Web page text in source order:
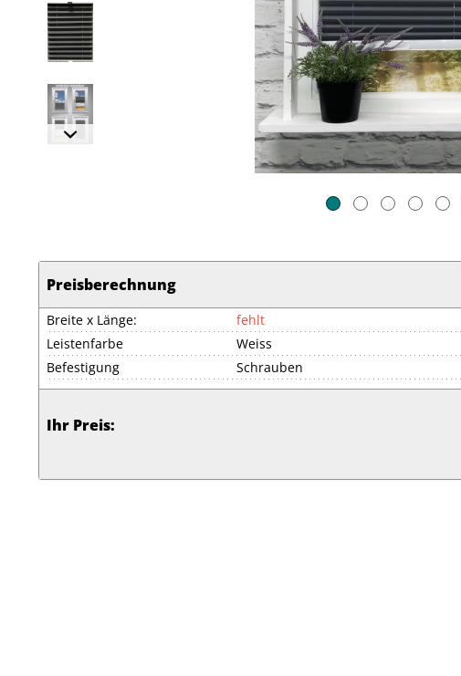
Preisberechnung
Breite x Länge: fehlt
Leistenfarbe
Weiss
Befestigung
Schrauben
Ihr Preis: